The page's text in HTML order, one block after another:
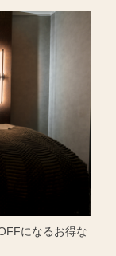
になるお得な